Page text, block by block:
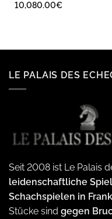
10,080.00€
LE PALAIS DES
Seit 2008 ist Le Palais
leidenschaftliche
Schachspielen in
Stücke sind gegen